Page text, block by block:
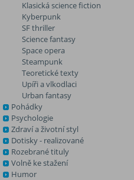
Klasická science fiction
Kyberpunk
SF thriller
Science fantasy
Space opera
Steampunk
Teoretické texty
Upíři a vlkodlaci
Urban fantasy
Pohádky
Psychologie
Zdraví a životní styl
Dotisky - realizované
Rozebrané tituly
Volně ke stažení
Humor